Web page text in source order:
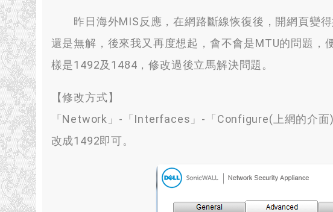
昨日海外MIS反應 ，在網路斷線恢復後 ， 開網頁變
還是無解 ， 後來我又再度想起 ， 會不會是MTU的問題 ，
樣是1492及1484 ，修改過後立馬解決問題 。
【修改方式】
「Network」-「Interfaces」-「Configure( 上網的介面)
改成1492即可。